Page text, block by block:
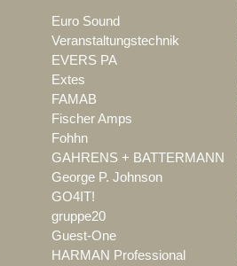
Euro Sound
Veranstaltungstechnik
EVERS PA
Extes
FAMAB
Fischer Amps
Fohhn
GAHRENS + BATTERMANN
George P. Johnson
GO4IT!
gruppe20
Guest-One
HARMAN Professional